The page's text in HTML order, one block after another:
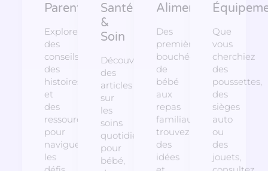
Parentalité
Explorez
des
conseils,
des
histoires
et
des
ressources
pour
naviguer
les
Santé
&
Soin
Découvrez
des
articles
sur
les
soins
quotidiens
pour
bébé,
Alimentation
Des
premières
bouchées
de
bébé
aux
repas
familiaux,
trouvez
des
idées
Que
vous
cherchiez
des
poussettes,
des
sièges
auto
ou
des
jouets,